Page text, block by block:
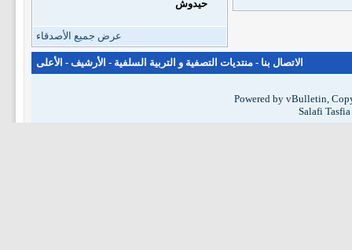
حيدوش
عرض جميع الأصدقاء
الاتصال بنا - منتديات التصفية و التربية السلفية - الأرشيف - الأعلى
Powered by vBulletin,
Salafi